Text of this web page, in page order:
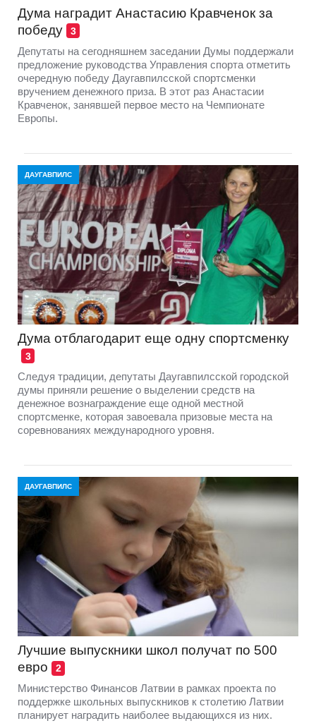
Дума наградит Анастасию Кравченок за
победу
3
Депутаты на сегодняшнем заседании Думы поддержали
предложение руководства Управления спорта отметить
очередную победу Даугавпилсской спортсменки
вручением денежного приза. В этот раз Анастасии
Кравченок, занявшей первое место на Чемпионате
Европы.
ДАУГАВПИЛС
Дума отблагодарит еще одну спортсменку
3
Следуя традиции, депутаты Даугавпилсской городской
думы приняли решение о выделении средств на
денежное вознаграждение еще одной местной
спортсменке, которая завоевала призовые места на
соревнованиях международного уровня.
ДАУГАВПИЛС
Лучшие выпускники школ получат по 500
евро
2
Министерство Финансов Латвии в рамках проекта по
поддержке школьных выпускников к столетию Латвии
планирует наградить наиболее выдающихся из них.